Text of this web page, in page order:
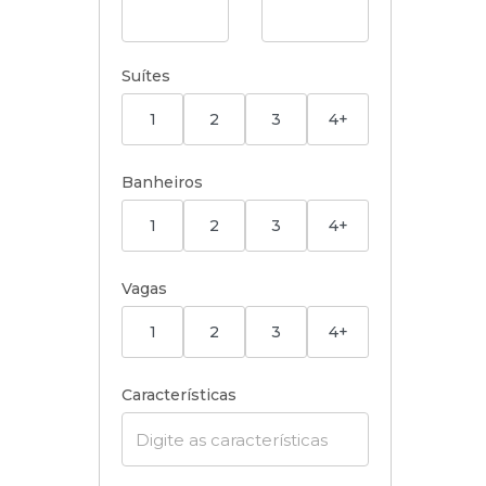
Suítes
1 2 3 4+
Banheiros
1 2 3 4+
Vagas
1 2 3 4+
Características